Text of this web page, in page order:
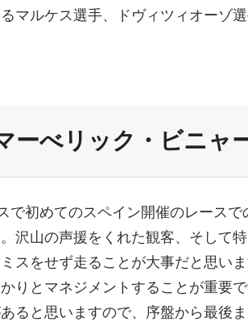
イ
ニ
ュ
ー
マルケス選手、ドヴィツィオーゾ
べリック・ビニャ
で初めてのスペイン開催のレース
沢山の声援をくれた観客、そして
スをせず走ることが大事だと思い
りとマネジメントすることが重要
ると思いますので、序盤から最後